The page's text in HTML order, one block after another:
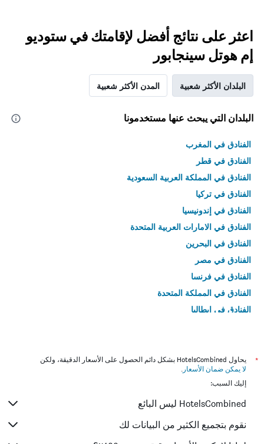
اعثر على نتائج أفضل لإقامتك في ستوديو
إم هوتل سينجابور
البلدان الأكثر شعبية المدن الأكثر شعبية
البلدان التي يبحث عنها مستخدمونا
الفنادق في المغرب
الفنادق في قطر
الفنادق في المملكة العربية السعودية
الفنادق في تركيا
الفنادق في إندونيسيا
الفنادق في الامارات العربية المتحدة
الفنادق في البحرين
الفنادق في مصر
الفنادق في فرنسا
الفنادق في المملكة المتحدة
الفنادق في إيطاليا
*
يحاول HotelsCombined بشكل دائم الحصول على الأسعار الدقيقة، ولكن
لا يمكن ضمان الأسعار .
إليك السبب:
HotelsCombined ليس البائع
نقوم بتجميع الكثير من البيانات لك